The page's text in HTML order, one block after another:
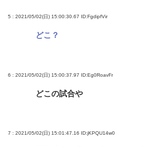
5 : 2021/05/02(日) 15:00:30.67 ID:FgdipfVir
どこ？
6 : 2021/05/02(日) 15:00:37.97 ID:Eg0RoavFr
どこの試合や
7 : 2021/05/02(日) 15:01:47.16 ID:jKPQU14w0